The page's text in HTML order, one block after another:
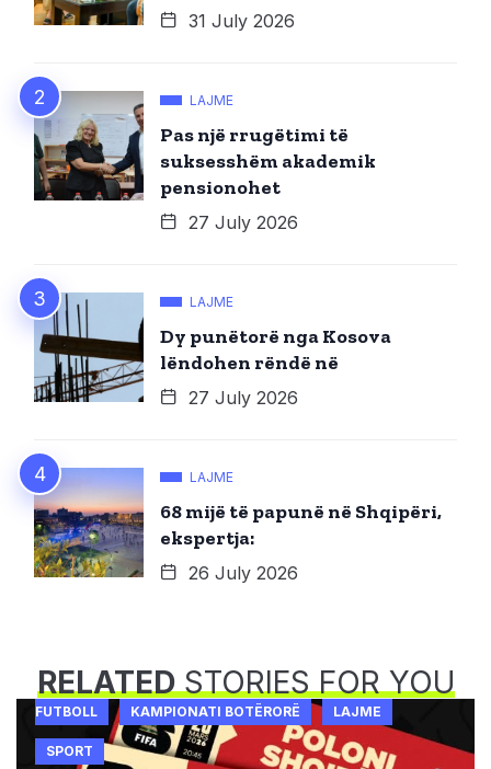
31 July 2026
LAJME
Pas një rrugëtimi të
suksesshëm akademik
pensionohet
27 July 2026
LAJME
Dy punëtorë nga Kosova
lëndohen rëndë në
27 July 2026
LAJME
68 mijë të papunë në Shqipëri,
ekspertja:
26 July 2026
RELATEDSTORIES FOR YOU
FUTBOLL KAMPIONATI BOTËRORË LAJME
SPORT